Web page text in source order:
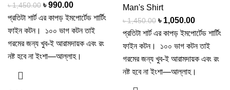
৳1,450.00 ৳990.00
প্রতিটা শার্ট এর কাপড় ইমপোর্টেড শার্টিং
ফাইন কটন। ১০০ ভাগ কটন তাই
গরমের জন্য খুব-ই আরামদায়ক এবং রং
নষ্ট হবে না ইংশা—আল্লাহ।
Man's Shirt
৳1,450.00 ৳ 1,050.00
প্রতিটা শার্ট এর কাপড় ইমপোর্টেড শার্টিং
ফাইন কটন। ১০০ ভাগ কটন তাই
গরমের জন্য খুব-ই আরামদায়ক এবং রং
নষ্ট হবে না ইংশা—আল্লাহ।